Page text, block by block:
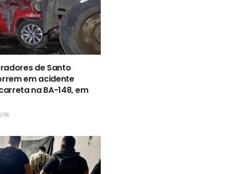
de Santo
em acidente
na BA-148, em
06